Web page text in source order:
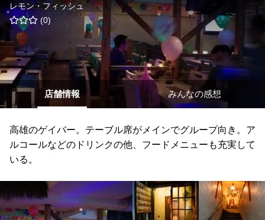
レモン・フィッシュ
(0)
店舗情報 みんなの感想
高雄のゲイバー。テーブル席がメインでグループ向き。ア
ルコールなどのドリンクの他、フードメニューも充実して
いる。